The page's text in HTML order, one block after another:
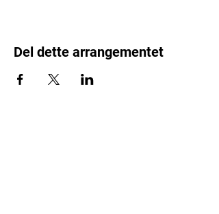
Del dette arrangementet